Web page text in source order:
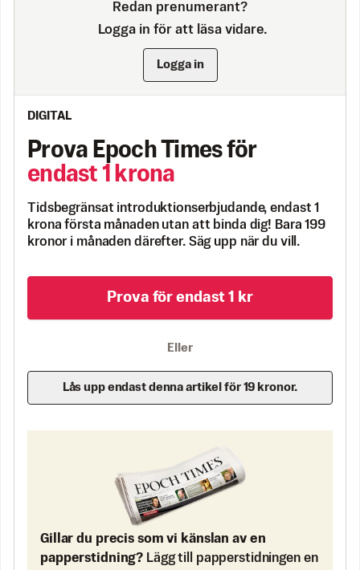
Redan prenumerant?
Logga in för att läsa vidare.
Logga in
DIGITAL
Prova Epoch Times för
endast 1 krona
Tidsbegränsat introduktionserbjudande, endast 1
krona första månaden utan att binda dig! Bara 199
kronor i månaden därefter. Säg upp när du vill.
Prova för endast 1 kr
Eller
Lås upp endast denna artikel för 19 kronor.
Gillar du precis som vi känslan av en
papperstidning? Lägg till papperstidningen en